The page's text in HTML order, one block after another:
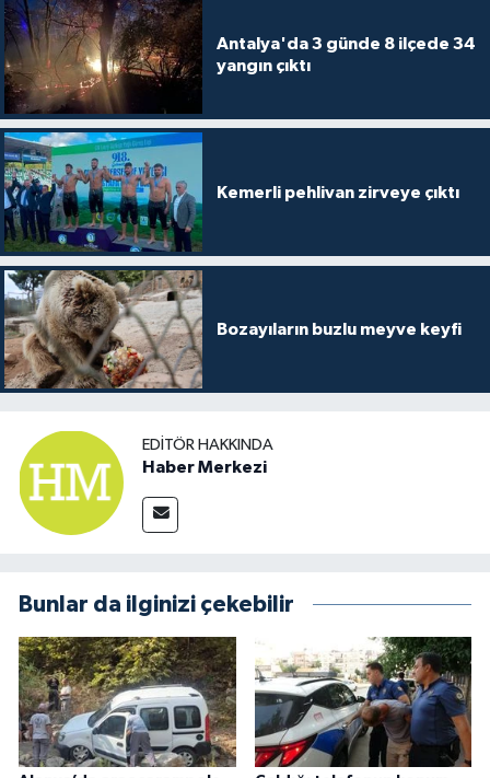
Antalya'da 3 günde 8 ilçede 34
yangın çıktı
Kemerli pehlivan zirveye çıktı
Bozayıların buzlu meyve keyfi
EDITÖR HAKKINDA
Haber Merkezi
Bunlar da ilginizi çekebilir